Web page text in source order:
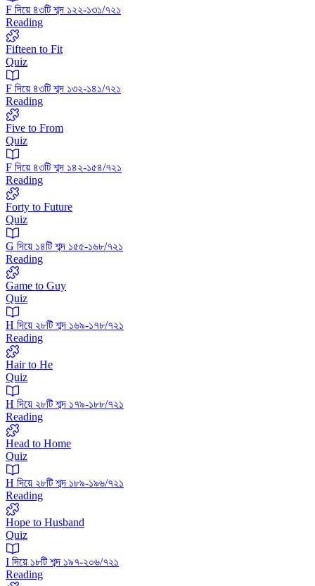
F দিয়ে ৪৩টি শব্দ ১২২-১৩১/৭২১
Reading
Fifteen to Fit
Quiz
F দিয়ে ৪৩টি শব্দ ১৩২-১৪১/৭২১
Reading
Five to From
Quiz
F দিয়ে ৪৩টি শব্দ ১৪২-১৫৪/৭২১
Reading
Forty to Future
Quiz
G দিয়ে ১৪টি শব্দ ১৫৫-১৬৮/৭২১
Reading
Game to Guy
Quiz
H দিয়ে ২৮টি শব্দ ১৬৯-১৭৮/৭২১
Reading
Hair to He
Quiz
H দিয়ে ২৮টি শব্দ ১৭৯-১৮৮/৭২১
Reading
Head to Home
Quiz
H দিয়ে ২৮টি শব্দ ১৮৯-১৯৬/৭২১
Reading
Hope to Husband
Quiz
I দিয়ে ১৮টি শব্দ ১৯৭-২০৬/৭২১
Reading